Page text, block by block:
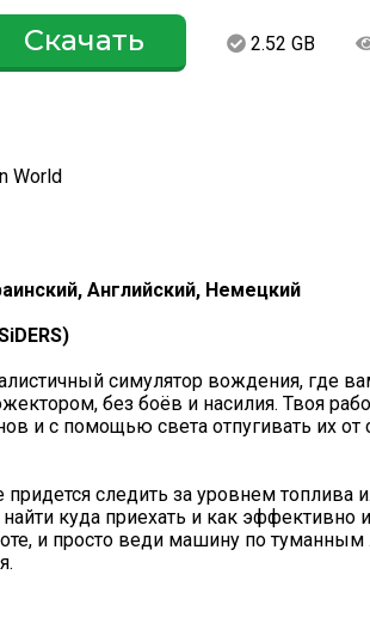
Скачать 2.52 GB
World
Английский, Немецкий
симулятор вождения, где
без боёв и насилия. Твоя
и с помощью света отпугивать их от
следить за уровнем
куда приехать и как эффективно
и просто веди машину по